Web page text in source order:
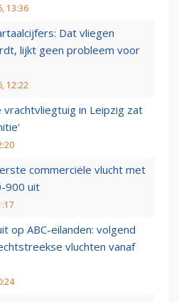
13:36
Dat vliegen
lijkt geen probleem voor
12:22
vrachtvliegtuig in Leipzig zat
commerciële vlucht met
900 uit
op ABC-eilanden: volgend
vluchten vanaf